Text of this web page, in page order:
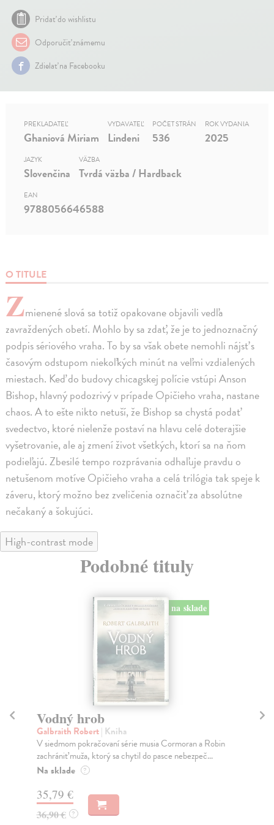
Pridať do wishlistu
Odporučiť známemu
Zdielať na Facebooku
O TITULE
Zmienené slová sa totiž opakovane objavili vedľa
zavraždených obetí. Mohlo by sa zdať, že je to jednoznačný
podpis sériového vraha. To by sa však obete nemohli nájsť s
časovým odstupom niekoľkých minút na veľmi vzdialených
miestach. Keď do budovy chicagskej polície vstúpi Anson
Bishop, hlavný podozrivý v prípade Opičieho vraha, nastane
chaos. A to ešte nikto netuší, že Bishop sa chystá podať
svedectvo, ktoré nielenže postaví na hlavu celé doterajšie
vyšetrovanie, ale aj zmení život všetkých, ktorí sa na ňom
podieľajú. Zbesilé tempo rozprávania odhaľuje pravdu o
netušenom motíve Opičieho vraha a celá trilógia tak speje k
záveru, ktorý možno bez zveličenia označiť za absolútne
nečakaný a šokujúci.
PREKLADATEĽ
Ghaniová Miriam
VYDAVATEĽ
Lindeni
POČET STRÁN
536
ROK VYDANIA
2025
JAZYK
Slovenčina
VÄZBA
Tvrdá väzba / Hardback
EAN
9788056646588
High-contrast mode
Podobné tituly
na sklade
Vodný hrob
Galbraith Robert| Kniha
V siedmom pokračovaní série musia Cormoran a Robin
zachrániť muža, ktorý sa chytil do pasce nebezpeč...
Na sklade ?
35,79 €
36,90 € ?